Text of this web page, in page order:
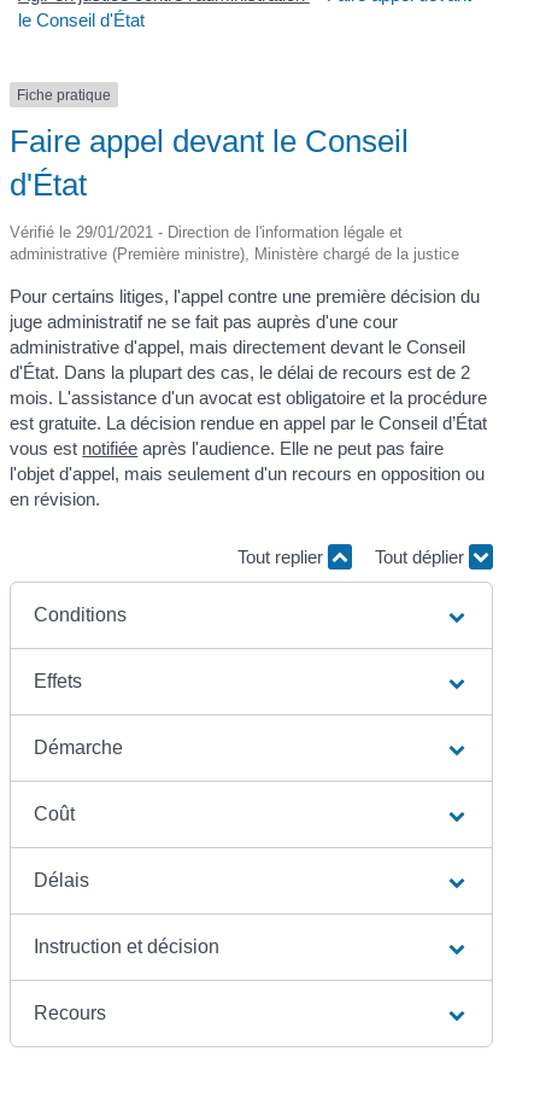
le Conseil d'État
Fiche pratique
Faire appel devant le Conseil
d'État
Vérifié le 29/01/2021 - Direction de l'information légale et
administrative (Première ministre), Ministère chargé de la justice
Pour certains litiges, l'appel contre une première décision du
juge administratif ne se fait pas auprès d'une cour
administrative d'appel, mais directement devant le Conseil
d'État. Dans la plupart des cas, le délai de recours est de 2
mois. L'assistance d'un avocat est obligatoire et la procédure
est gratuite. La décision rendue en appel par le Conseil d’État
vous est notifiée après l'audience. Elle ne peut pas faire
l'objet d'appel, mais seulement d'un recours en opposition ou
en révision.
Tout replier Tout déplier
Conditions
Effets
Démarche
Coût
Délais
Instruction et décision
Recours